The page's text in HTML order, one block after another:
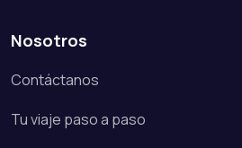
Nosotros
Contáctanos
Tu viaje paso a paso